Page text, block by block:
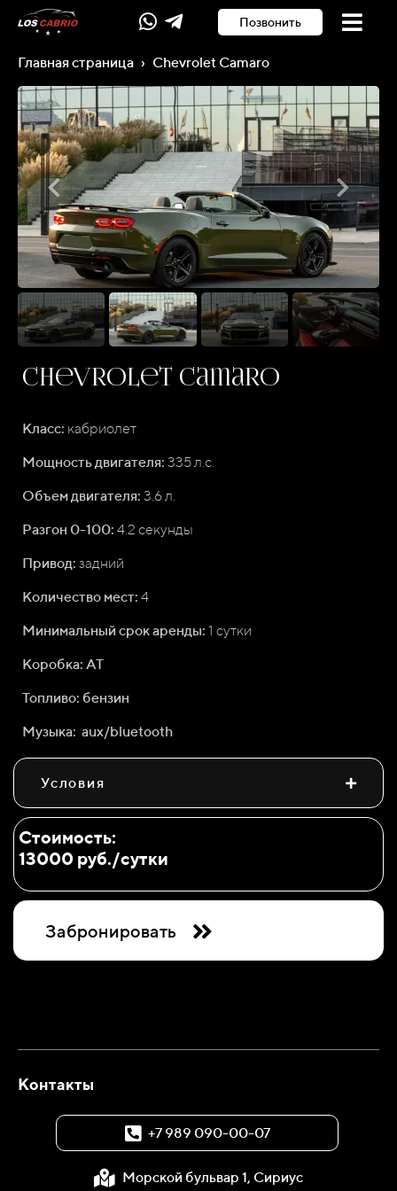
Позвонить
Главная страница › Chevrolet Camaro
Chevrolet Camaro
Класс: кабриолет
Мощность двигателя: 335 л.с.
Объем двигателя: 3.6л.
Разгон 0-100: 4.2 секунды
Привод: задний
Количество мест: 4
Минимальный срок аренды: 1 сутки
Коробка: АТ
Топливо: бензин
Музыка: aux/bluetooth
Условия
Стоимость:
13000 руб./сутки
Забронировать
Контакты
+7 989 090-00-07
Морской бульвар 1, Сириус